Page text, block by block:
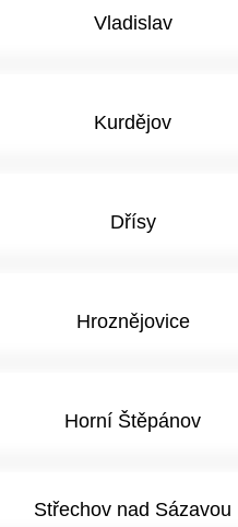
Vladislav
Kurdějov
Dřísy
Hroznějovice
Horní Štěpánov
Střechov nad Sázavou